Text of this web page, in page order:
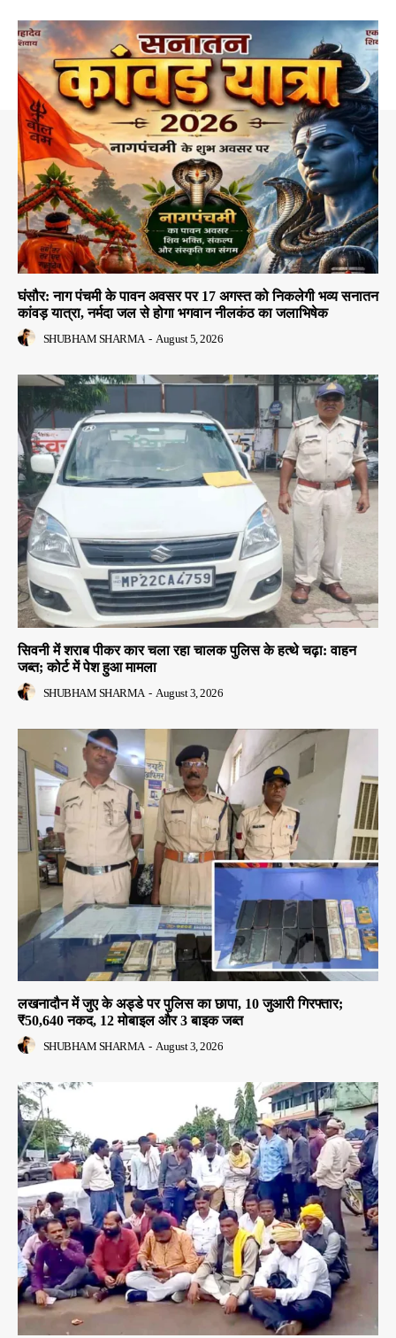
घंसौर: नाग पंचमी के पावन अवसर पर 17 अगस्त को निकलेगी भव्य सनातन
कांवड़ यात्रा, नर्मदा जल से होगा भगवान नीलकंठ का जलाभिषेक
SHUBHAM SHARMA - August 5, 2026
सिवनी में शराब पीकर कार चला रहा चालक पुलिस के हत्थे चढ़ा: वाहन
जब्त; कोर्ट में पेश हुआ मामला
SHUBHAM SHARMA - August 3, 2026
लखनादौन में जुए के अड्डे पर पुलिस का छापा, 10 जुआरी गिरफ्तार;
₹50,640 नकद, 12 मोबाइल और 3 बाइक जब्त
SHUBHAM SHARMA - August 3, 2026